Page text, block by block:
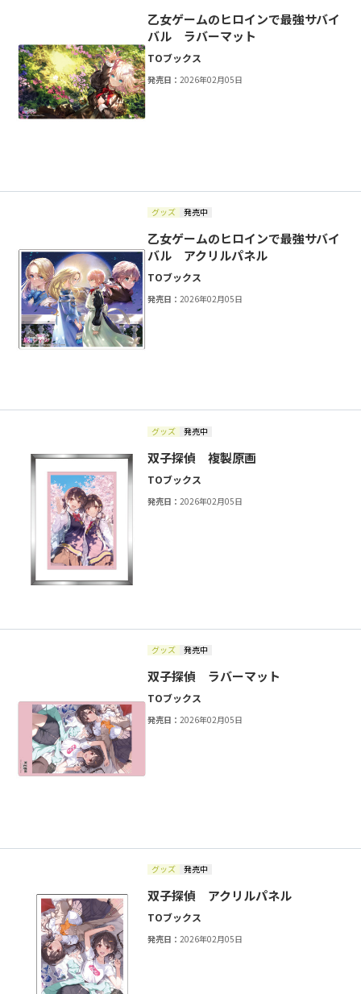
乙女ゲームのヒロインで最強サバイ
バル ラバーマット
TOブックス
発売日：2026年02月05日
グッズ 発売中
乙女ゲームのヒロインで最強サバイ
バル アクリルパネル
TOブックス
発売日：2026年02月05日
グッズ 発売中
双子探偵 複製原画
TOブックス
発売日：2026年02月05日
グッズ 発売中
双子探偵 ラバーマット
TOブックス
発売日：2026年02月05日
グッズ 発売中
双子探偵 アクリルパネル
TOブックス
発売日：2026年02月05日